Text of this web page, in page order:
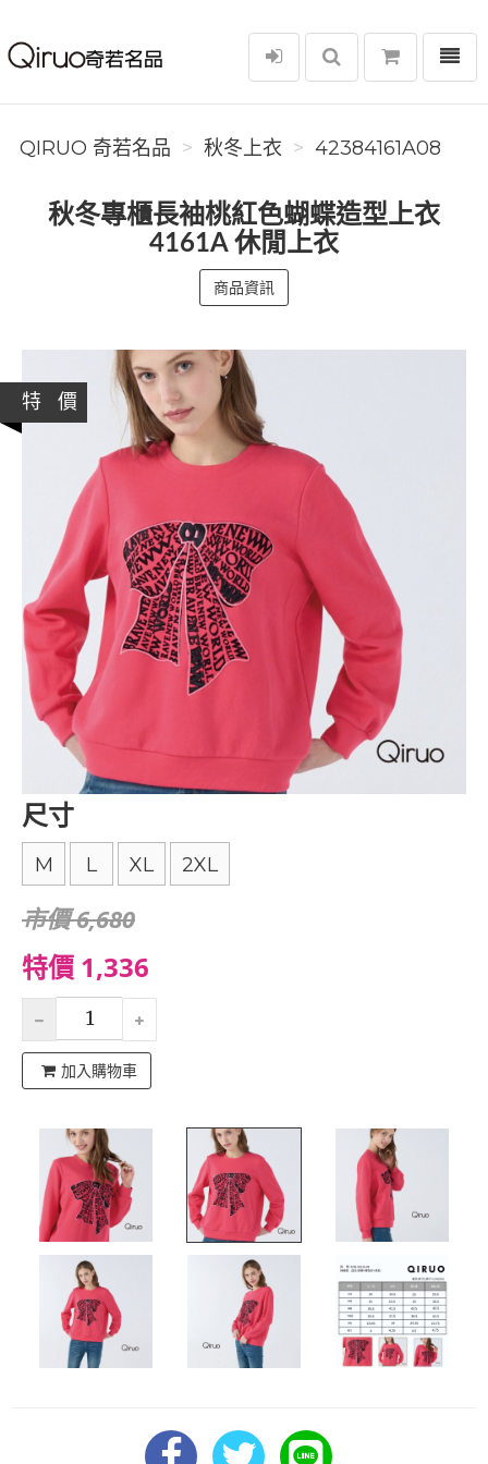
Qiruo 奇若名品
選單
QIRUO 奇若名品 秋冬上衣 42384161A08
秋冬專櫃長袖桃紅色蝴蝶造型上衣
4161A 休閒上衣
商品資訊
特 價
尺寸
M L XL 2XL
市價 6,680
特價 1,336
加入購物車